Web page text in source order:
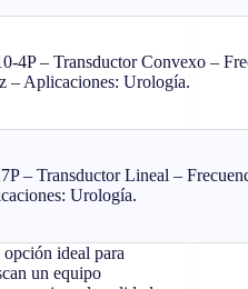
4P – Transductor Convexo –
– Aplicaciones: Urología.
– Transductor Lineal –
Urología.
ideal para
un equipo